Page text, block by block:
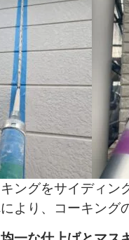
ングをサイディン
より、コーキング